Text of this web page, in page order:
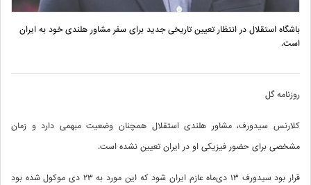
باشگاه استقلال در انتظار تعیین تاریخی جدید برای سفر مشاور هلندی خود به ایران
است.
روزنامه گل
کلارنس سیدورف، مشاور هلندی استقلال همچنان وضعیت مبهمی دارد و زمان
مشخصی برای حضور فیزیکی او در ایران تعیین نشده است.
قرار بود سیدورف ۱۳ دی‌ماه عازم ایران شود که این مورد به ۲۳ دی موکول شده بود